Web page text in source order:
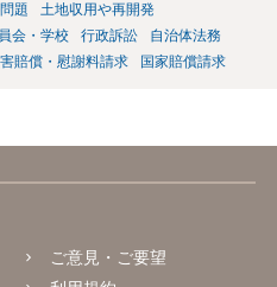
題
土地収用や再開発
会・学校 行政訴訟
自治体法務
賠償・慰謝料請求 国家賠償請求
ご意見・ご要望